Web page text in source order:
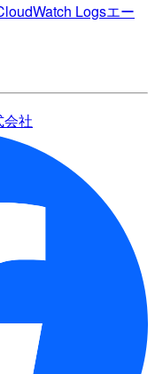
Logsエー
会社